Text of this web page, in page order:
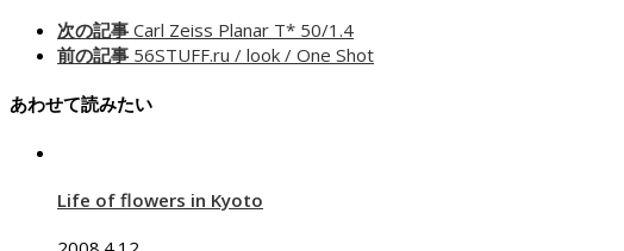
次の記事 Carl Zeiss Planar T* 50/1.4
前の記事 56STUFF.ru / look / One Shot
あわせて読みたい
Life of flowers in Kyoto